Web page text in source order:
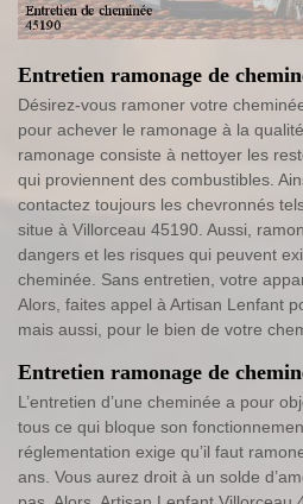
Entretien ramonage de
Désirez-vous ramoner votre
pour achever le ramonage à la
ramonage consiste à nettoyer les
qui proviennent des combustibles.
contactez toujours les chevronnés
situe à Villorceau 45190. Aussi,
dangers et les risques qui peuvent
cheminée. Sans entretien, votre
Alors, faites appel à Artisan Lenfant
mais aussi, pour le bien de votre
Entretien ramonage de
L’entretien d’une cheminée a pour
tous ce qui bloque son
réglementation exige qu’il faut
ans. Vous aurez droit à un solde